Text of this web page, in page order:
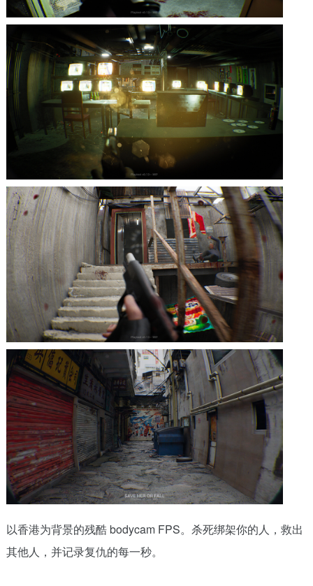
以香港为背景的残酷 bodycam FPS。杀死绑架你的人，救出
其他人，并记录复仇的每一秒。